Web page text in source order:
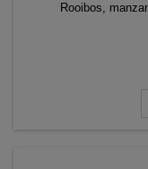
Rooibos,